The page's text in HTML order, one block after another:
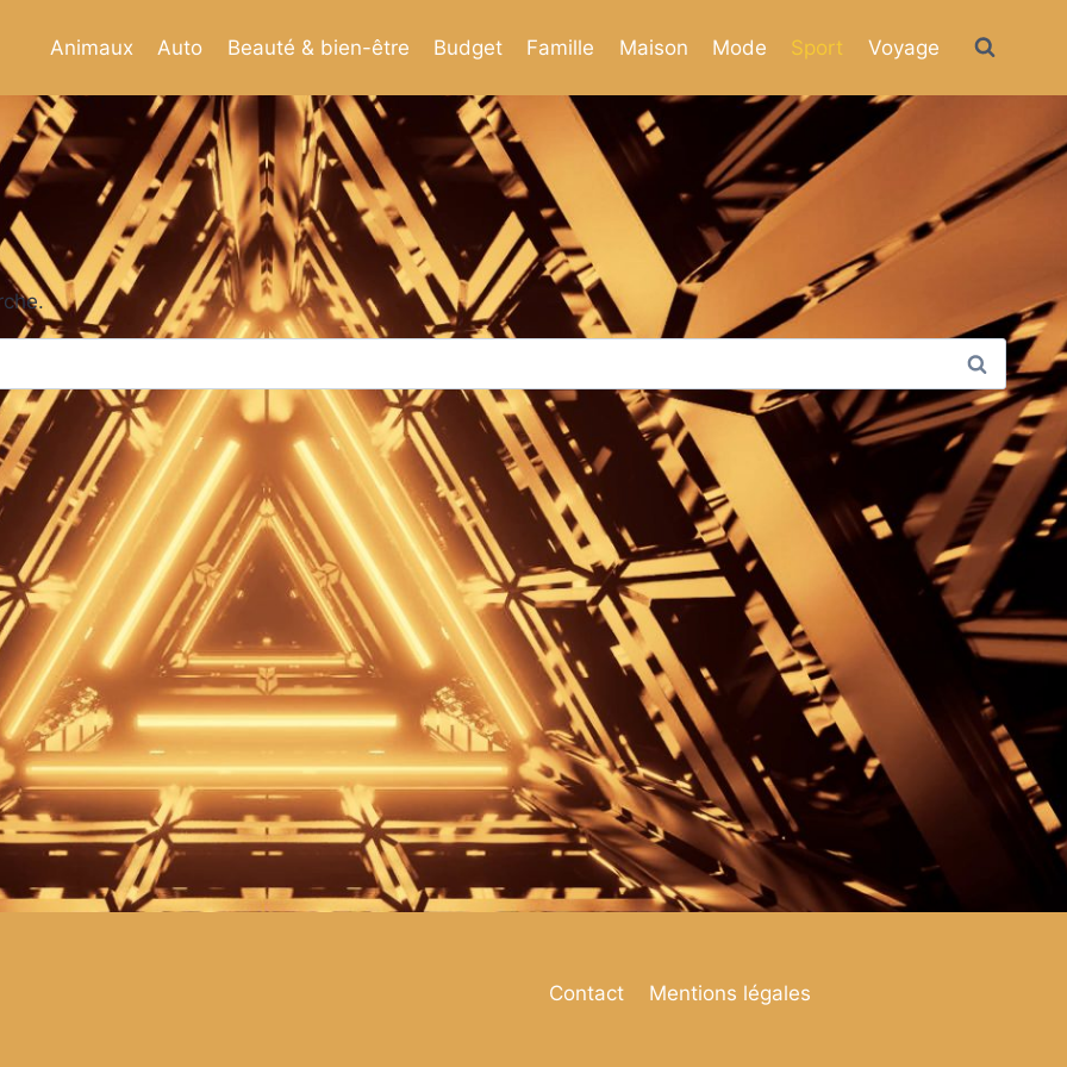
Animaux Auto Beauté & bien-être Budget Famille Maison Mode Sport Voyage
Contact Mentions légales